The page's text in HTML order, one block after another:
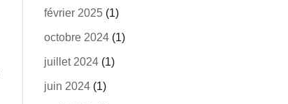
février 2025(1)
octobre 2024(1)
juillet 2024(1)
juin 2024(1)